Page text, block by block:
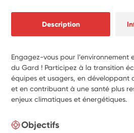
Description
Engagez-vous pour l’environnement
du Gard ! Participez à la transition
équipes et usagers, en développant
et en contribuant à une santé plus
enjeux climatiques et énergétiques.
Objectifs